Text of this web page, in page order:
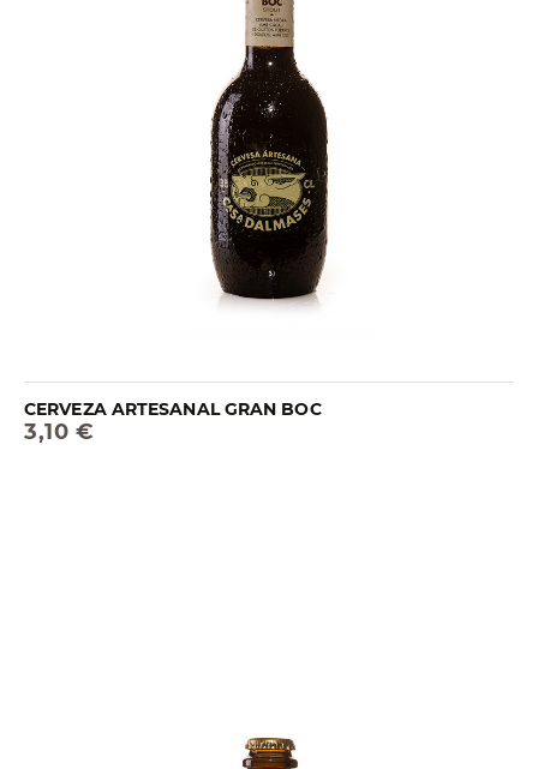
CERVEZA ARTESANAL GRAN BOC
3,10 €